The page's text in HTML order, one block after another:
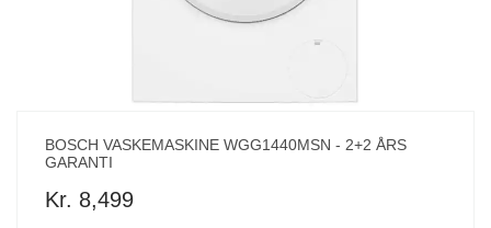
BOSCH VASKEMASKINE WGG1440MSN - 2+2 ÅRS
GARANTI
Kr. 8,499